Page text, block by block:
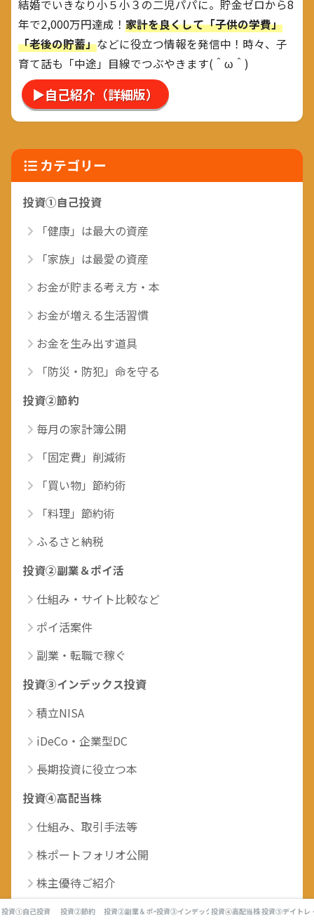
結婚でいきなり小５小３の二児パパに。貯金ゼロから8
年で2,000万円達成！ 家計を良くして「子供の学費」
「老後の貯蓄」などに役立つ情報を発信中！時々、子
育て話も「中途」目線でつぶやきます(＾ω＾)
▶自己紹介（詳細版）
カテゴリー
投資①自己投資
「健康」は最大の資産
「家族」は最愛の資産
お金が貯まる考え方・本
お金が増える生活習慣
お金を生み出す道具
「防災・防犯」命を守る
投資②節約
毎月の家計簿公開
「固定費」削減術
「買い物」節約術
「料理」節約術
ふるさと納税
投資②副業＆ポイ活
仕組み・サイト比較など
ポイ活案件
副業・転職で稼ぐ
投資③インデックス投資
積立NISA
iDeCo・企業型DC
長期投資に役立つ本
投資④高配当株
仕組み、取引手法等
株ポートフォリオ公開
株主優待ご紹介
高配当投資に役立つ本
投資①自己投資 投資②節約 投資②副業＆ポイ活投資③インデックス投資投資④高配当株投資⑤デイトレ